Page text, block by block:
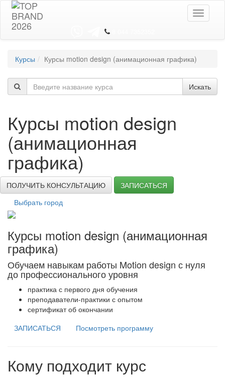
Toggle
Курсы Курсы motion design (анимационная графика)
Искать
Курсы motion design
(анимационная
графика)
ПОЛУЧИТЬ КОНСУЛЬТАЦИЮ
ЗАПИСАТЬСЯ
Выбрать город
Курсы motion design (анимационная
графика)
Обучаем навыкам работы Motion design с нуля
до профессионального уровня
практика с первого дня обучения
преподаватели-практики с опытом
сертификат об окончании
ЗАПИСАТЬСЯ
Посмотреть программу
Кому подходит курс